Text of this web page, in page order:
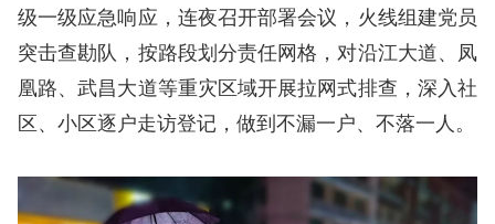
级一级应急响应，连夜召开部署会议，火线组建党员
突击查勘队，按路段划分责任网格，对沿江大道、凤
凰路、武昌大道等重灾区域开展拉网式排查，深入社
区、小区逐户走访登记，做到不漏一户、不落一人。